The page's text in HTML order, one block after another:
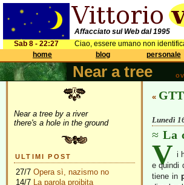
Affacciato sul Web dal 1995
Sab 8 - 22:27
Ciao, essere umano non
home
blog personale
Near a tree
Near a tree by a river
there's a hole in the ground
ULTIMI POST
27/7 Opera sì, nazismo no
14/7 La parola proibita
«
Lunedì
La
V i
e quindi
tiene in